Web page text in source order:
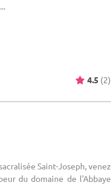
4.5 (2)
Saint-Joseph, venez
du domaine de l'Abbaye